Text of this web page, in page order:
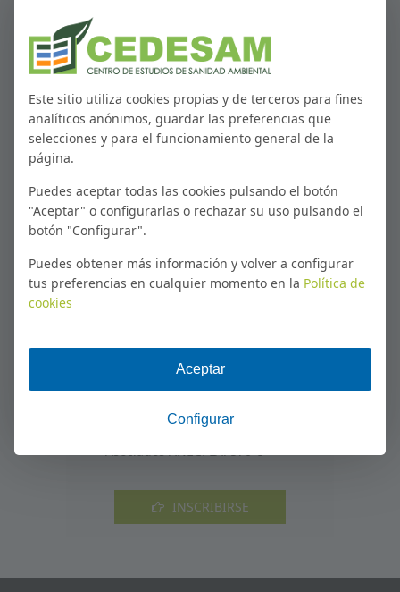
PROXIMAS CONVOCATORIAS
Online - Inscríbete a la
próxima convocatoria
Online - Inscríbete a la próxima
convocatoria
Modalidad
Online
Plazo de inscripción
Trabajadores y desempleados
62 horas
Asociados ANECPLA: 570 €
INSCRIBIRSE
Este sitio utiliza cookies propias y de terceros para fines
analíticos anónimos, guardar las preferencias que
selecciones y para el funcionamiento general de la
página.
Puedes aceptar todas las cookies pulsando el botón
"Aceptar" o configurarlas o rechazar su uso pulsando el
botón "Configurar".
Puedes obtener más información y volver a configurar
tus preferencias en cualquier momento en la Política de
cookies